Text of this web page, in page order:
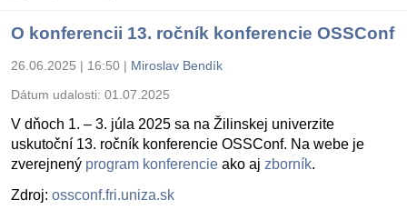
O konferencii 13. ročník konferencie OSSConf
26.06.2025 | 16:50 | Miroslav Bendík
Dátum udalosti: 01.07.2025
V dňoch 1. – 3. júla 2025 sa na Žilinskej univerzite
uskutoční 13. ročník konferencie OSSConf. Na webe je
zverejnený program konferencie ako aj zborník.
Zdroj: ossconf.fri.uniza.sk